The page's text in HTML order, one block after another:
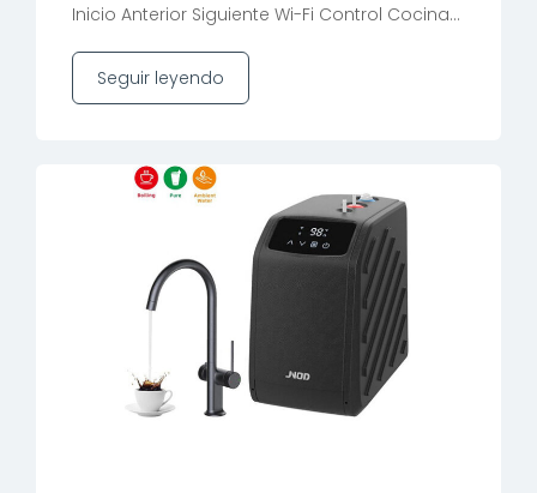
Inicio Anterior Siguiente Wi-Fi Control Cocina...
Seguir leyendo